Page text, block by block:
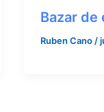
Bazar
Ruben Cano/